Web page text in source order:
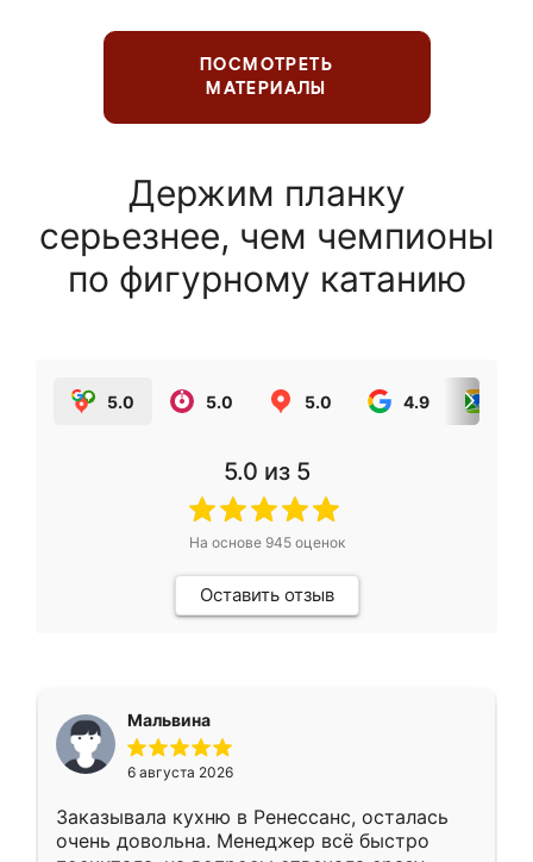
ПОСМОТРЕТЬ
МАТЕРИАЛЫ
Держим планку
серьезнее, чем чемпионы
по фигурному катанию
5.0 5.0 5.0 4.9
5.0 из 5
На основе 945оценок
Оставить отзыв
Мальвина
6 августа 2026
Заказывала кухню в Ренессанс, осталась
очень довольна. Менеджер всё быстро